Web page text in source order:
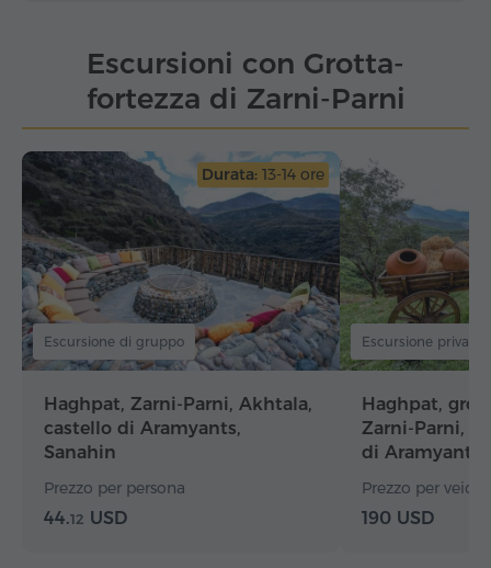
Escursioni con Grotta-
fortezza di Zarni-Parni
Durata: 13-14 ore
Escursione di gruppo
Haghpat, Zarni-Parni, Akhtala,
castello di Aramyants,
Sanahin
Prezzo per persona
44.12 USD
Escursione privata
Haghpat,
Zarni-Parni,
di Aramyants,
Prezzo per
190 USD